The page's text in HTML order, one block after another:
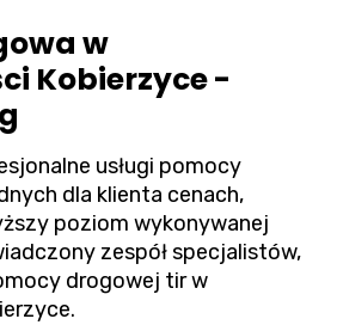
w
Kobierzyce -
usługi pomocy
dla klienta cenach,
poziom wykonywanej
zespół specjalistów,
drogowej tir w